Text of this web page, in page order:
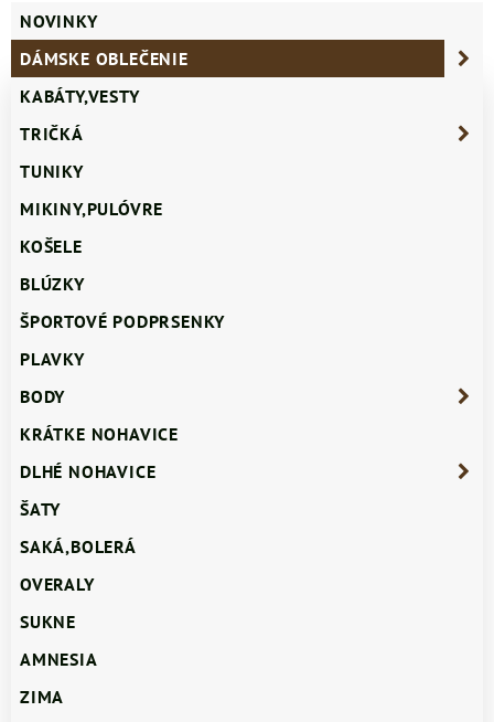
NOVINKY
DÁMSKE OBLEČENIE
KABÁTY,VESTY
TRIČKÁ
TUNIKY
MIKINY,PULÓVRE
KOŠELE
BLÚZKY
ŠPORTOVÉ PODPRSENKY
PLAVKY
BODY
KRÁTKE NOHAVICE
DLHÉ NOHAVICE
ŠATY
SAKÁ,BOLERÁ
OVERALY
SUKNE
AMNESIA
ZIMA